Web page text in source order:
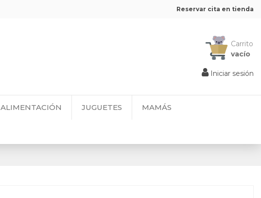
Reservar cita en tienda
Carrito
vacío
Iniciar sesión
ALIMENTACIÓN JUGUETES MAMÁS